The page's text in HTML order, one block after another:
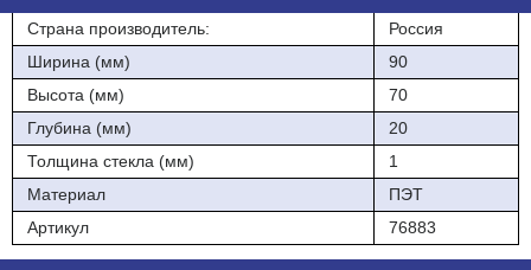
Страна производитель:
Россия
Ширина (мм)
90
Высота (мм)
70
Глубина (мм)
20
Толщина стекла (мм)
1
Материал
ПЭТ
Артикул
76883